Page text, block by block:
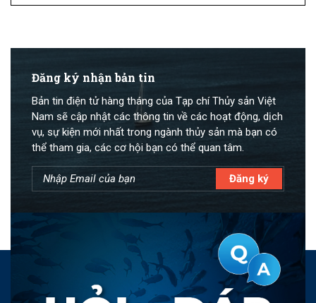
Đăng ký nhận bản tin
Bản tin điện tử hàng tháng của Tạp chí Thủy sản Việt
Nam sẽ cập nhật các thông tin về các hoạt động, dịch
vụ, sự kiện mới nhất trong ngành thủy sản mà bạn có
thể tham gia, các cơ hội bạn có thể quan tâm.